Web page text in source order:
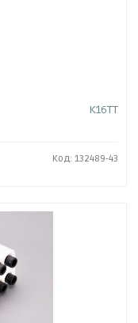
K16TT
Код: 132489-43